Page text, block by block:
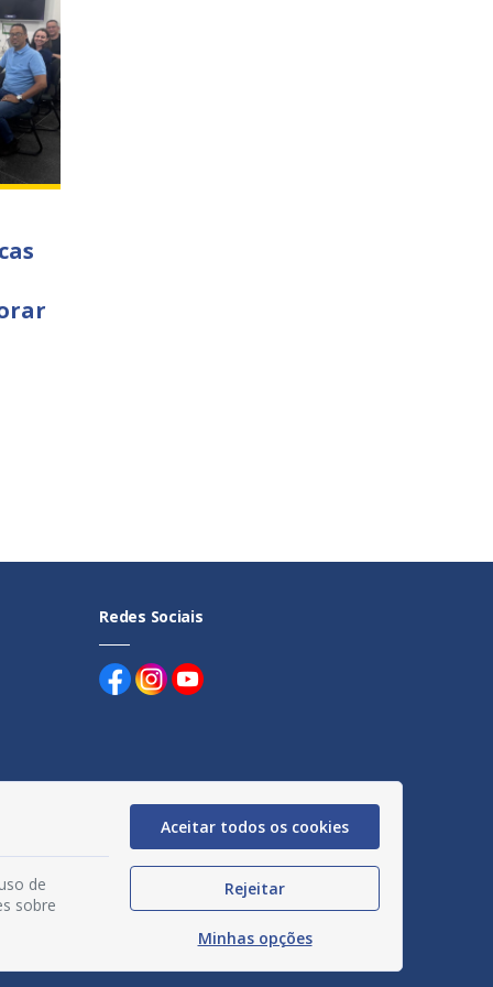
Redes Sociais
de
sobre
Aceitar todos os cookies
Rejeitar
Minhas opções